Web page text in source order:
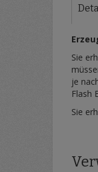
Sie
je
Flash
Sie